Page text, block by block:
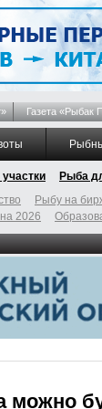
Газета «Рыбак
Рыба
Рыбу на
2026
можно